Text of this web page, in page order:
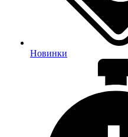
Новинки